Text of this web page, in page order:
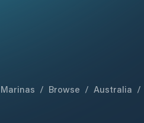
Marinas / Browse / Australia /